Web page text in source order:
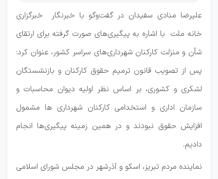
علیرضا منادی سفیدان در گفت‌وگو با خبرنگار خبرگزاری
خانه ملت با اشاره به پیگیری‌های صورت گرفته برای ارتقای
شأن و منزلت کارکنان شهرداری‌های سراسر کشور، عنوان کرد:
پس از تصویب قانون ترمیم حقوق کارکنان و بازنشستگان
لشکری و کشوری، بر اساس نظر اولیه دیوان محاسبات و
سازمان اداری و استخدامی کارکنان شهرداری ها مشمول
افزایش حقوق نبودند و در همین زمینه پیگیری‌ها انجام
دادیم.
نماینده مردم تبریز، اسکو و آذرشهر در مجلس شورای اسلامی